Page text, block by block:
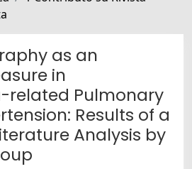
as an
in
related Pulmonary
Results of a
Analysis by